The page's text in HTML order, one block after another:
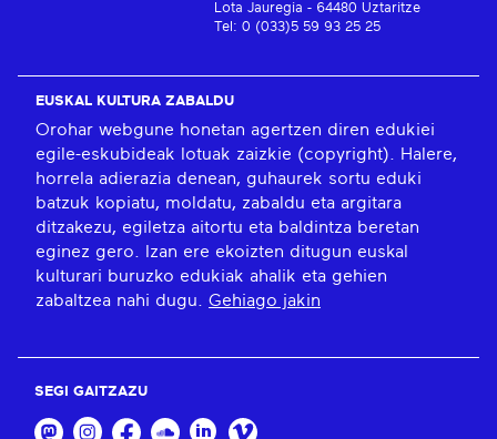
Lota Jauregia - 64480 Uztaritze
Tel: 0 (033)5 59 93 25 25
EUSKAL KULTURA ZABALDU
Orohar webgune honetan agertzen diren edukiei
egile-eskubideak lotuak zaizkie (copyright). Halere,
horrela adierazia denean, guhaurek sortu eduki
batzuk kopiatu, moldatu, zabaldu eta argitara
ditzakezu, egiletza aitortu eta baldintza beretan
eginez gero. Izan ere ekoizten ditugun euskal
kulturari buruzko edukiak ahalik eta gehien
zabaltzea nahi dugu. Gehiago jakin
SEGI GAITZAZU